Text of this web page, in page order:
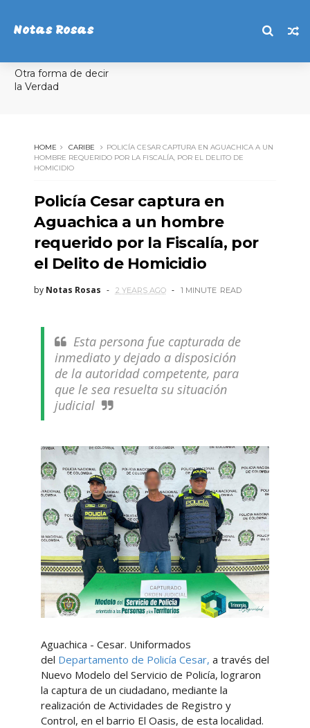
Notas Rosas
Otra forma de decir
la Verdad
HOME CARIBE
POLICÍA CESAR CAPTURA EN AGUACHICA A UN
HOMBRE REQUERIDO POR LA FISCALÍA, POR EL DELITO DE
HOMICIDIO
Policía Cesar captura en
Aguachica a un hombre
requerido por la Fiscalía, por
el Delito de Homicidio
by Notas Rosas 2 YEARS AGO 1 MINUTE READ
Esta persona fue capturada de
inmediato y dejado a disposición
de la autoridad competente, para
que le sea resuelta su situación
judicial
Aguachica - Cesar. Uniformados
del Departamento de Policía Cesar, a través del
Nuevo Modelo del Servicio de Policía, lograron
la captura de un ciudadano, mediante la
realización de Actividades de Registro y
Control, en el barrio El Oasis, de esta localidad.